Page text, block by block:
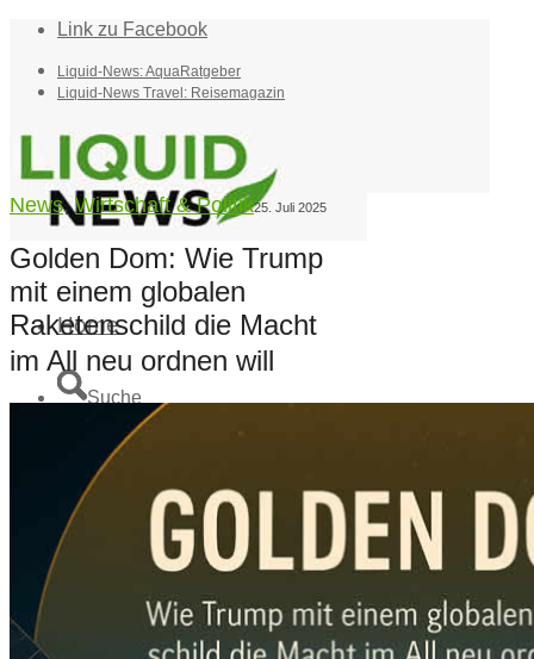
Link zu Facebook
Liquid-News: AquaRatgeber
Liquid-News Travel: Reisemagazin
Home
Suche
Menü
News,Wirtschaft & Politik25. Juli 2025
Golden Dom: Wie Trump
mit einem globalen
Raketenschild die Macht
im All neu ordnen will